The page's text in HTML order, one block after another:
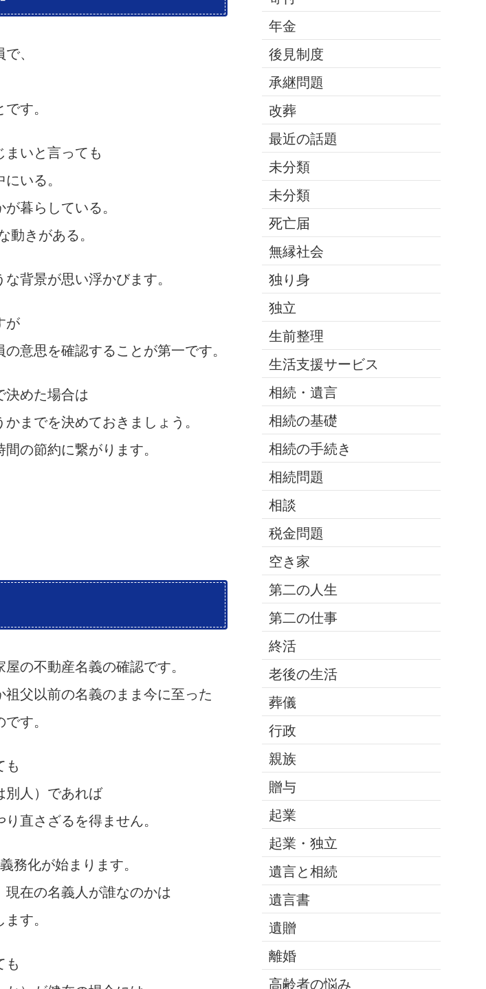
、
す。
いと言っても
いる。
暮らしている。
動きがある。
背景が思い浮かびます。
が
意思を確認することが第一です。
めた場合は
までを決めておきましょう。
の節約に繋がります。
の不動産名義の確認です。
父以前の名義のまま今に至った
す。
も
別人）であれば
直さざるを得ません。
務化が始まります。
在の名義人が誰なのかは
す。
も
年金
後見制度
承継問題
改葬
最近の話題
未分類
未分類
死亡届
無縁社会
独り身
独立
生前整理
生活支援サービス
相続・遺言
相続の基礎
相続の手続き
相続問題
相談
税金問題
空き家
第二の人生
第二の仕事
終活
老後の生活
葬儀
行政
親族
贈与
起業
起業・独立
遺言と相続
遺言書
遺贈
離婚
高齢者の悩み